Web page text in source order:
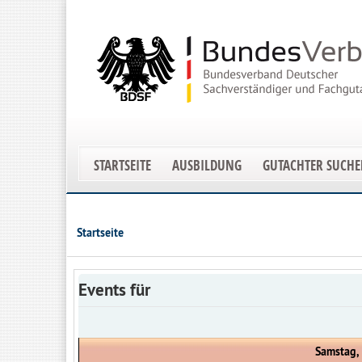
STARTSEITE AUSBILDUNG GUTACHTER
Startseite
Events für